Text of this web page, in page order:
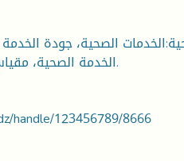
الصحية، جودة
الخدمة الصحية، مقياس الفجوة، رضا المستفيد.
handle/123456789/8666